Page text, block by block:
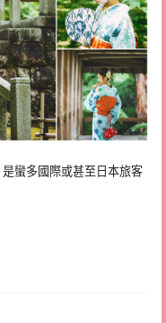
蠻多國際或甚至日本旅客